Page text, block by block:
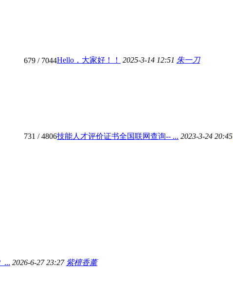
679 / 7044Hello，大家好！！ 2025-3-14 12:51 朱一刀
731 / 4806技能人才评价证书全国联网查询-- ... 2023-3-24 20:45
... 2026-6-27 23:27 紫檀香薰